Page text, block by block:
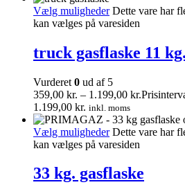
Vælg muligheder Dette vare har
kan vælges på varesiden
truck gasflaske 11 kg.
Vurderet 0 ud af 5
359,00 kr. – 1.199,00 kr.
1.199,00 kr. inkl. moms
Vælg muligheder Dette vare har
kan vælges på varesiden
33 kg. gasflaske